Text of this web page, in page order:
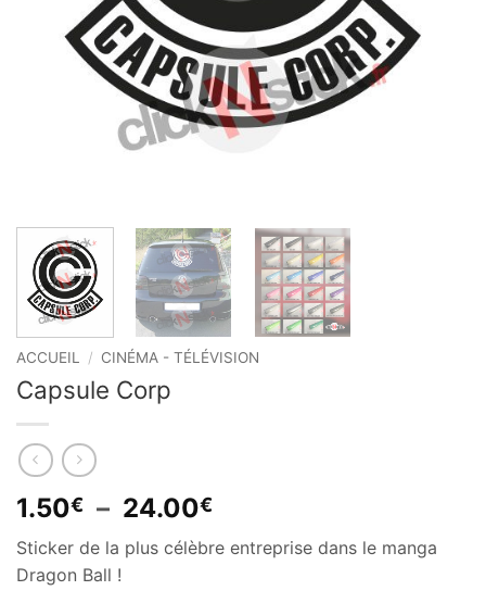
ACCUEIL / CINÉMA - TÉLÉVISION
Capsule Corp
1.50€ – 24.00€Plage
prix :
Sticker de la plus célèbre entreprise dans le manga
Dragon Ball !